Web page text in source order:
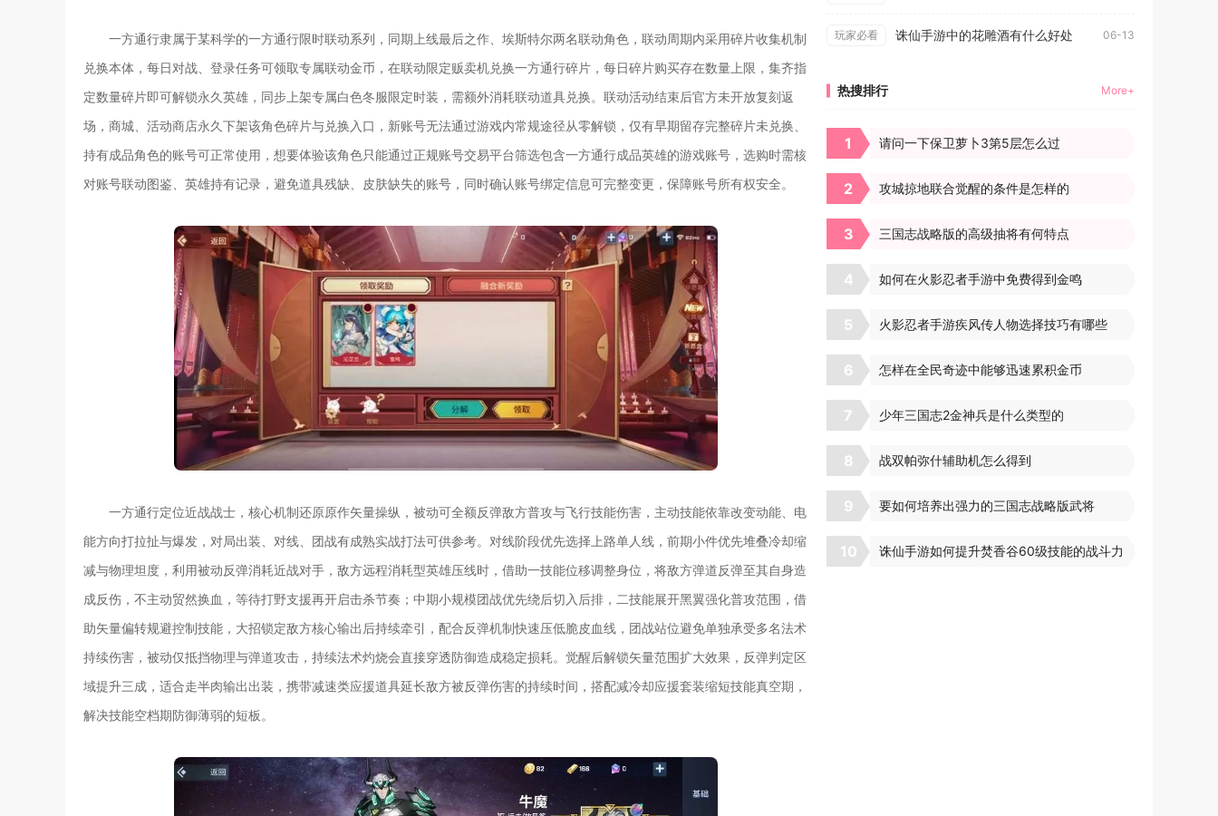
一方通行隶属于某科学的一方通行限时联动系列，同期上线最后之作、埃斯特尔两名联动角色，联动周期内采用碎片收集机制
兑换本体，每日对战、登录任务可领取专属联动金币，在联动限定贩卖机兑换一方通行碎片，每日碎片购买存在数量上限，集齐指
定数量碎片即可解锁永久英雄，同步上架专属白色冬服限定时装，需额外消耗联动道具兑换。联动活动结束后官方未开放复刻返
场，商城、活动商店永久下架该角色碎片与兑换入口，新账号无法通过游戏内常规途径从零解锁，仅有早期留存完整碎片未兑换、
持有成品角色的账号可正常使用，想要体验该角色只能通过正规账号交易平台筛选包含一方通行成品英雄的游戏账号，选购时需核
对账号联动图鉴、英雄持有记录，避免道具残缺、皮肤缺失的账号，同时确认账号绑定信息可完整变更，保障账号所有权安全。
一方通行定位近战战士，核心机制还原原作矢量操纵，被动可全额反弹敌方普攻与飞行技能伤害，主动技能依靠改变动能、电
能方向打拉扯与爆发，对局出装、对线、团战有成熟实战打法可供参考。对线阶段优先选择上路单人线，前期小件优先堆叠冷却缩
减与物理坦度，利用被动反弹消耗近战对手，敌方远程消耗型英雄压线时，借助一技能位移调整身位，将敌方弹道反弹至其自身造
成反伤，不主动贸然换血，等待打野支援再开启击杀节奏；中期小规模团战优先绕后切入后排，二技能展开黑翼强化普攻范围，借
助矢量偏转规避控制技能，大招锁定敌方核心输出后持续牵引，配合反弹机制快速压低脆皮血线，团战站位避免单独承受多名法术
持续伤害，被动仅抵挡物理与弹道攻击，持续法术灼烧会直接穿透防御造成稳定损耗。觉醒后解锁矢量范围扩大效果，反弹判定区
域提升三成，适合走半肉输出出装，携带减速类应援道具延长敌方被反弹伤害的持续时间，搭配减冷却应援套装缩短技能真空期，
解决技能空档期防御薄弱的短板。
玩家必看 诛仙手游中的花雕酒有什么好处 06-13
热搜排行 More+
1 请问一下保卫萝卜3第5层怎么过
2 攻城掠地联合觉醒的条件是怎样的
3 三国志战略版的高级抽将有何特点
4 如何在火影忍者手游中免费得到金鸣
5 火影忍者手游疾风传人物选择技巧有哪些
6 怎样在全民奇迹中能够迅速累积金币
7 少年三国志2金神兵是什么类型的
8 战双帕弥什辅助机怎么得到
9 要如何培养出强力的三国志战略版武将
10 诛仙手游如何提升焚香谷60级技能的战斗力